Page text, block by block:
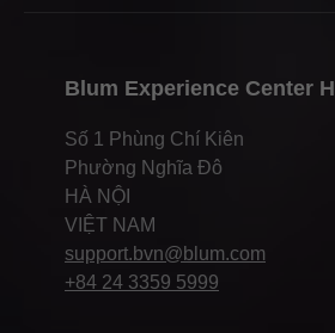
Blum Experience Center
Số 1 Phùng Chí Kiên
Phường Nghĩa Đô
HÀ NỘI
VIỆT NAM
support.bvn@blum.com
+84 24 3359 5999